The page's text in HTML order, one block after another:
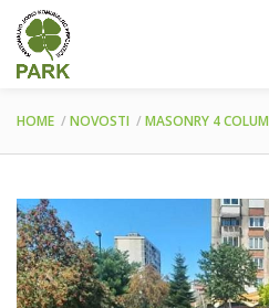
HOME NOVOSTI MASONRY 4